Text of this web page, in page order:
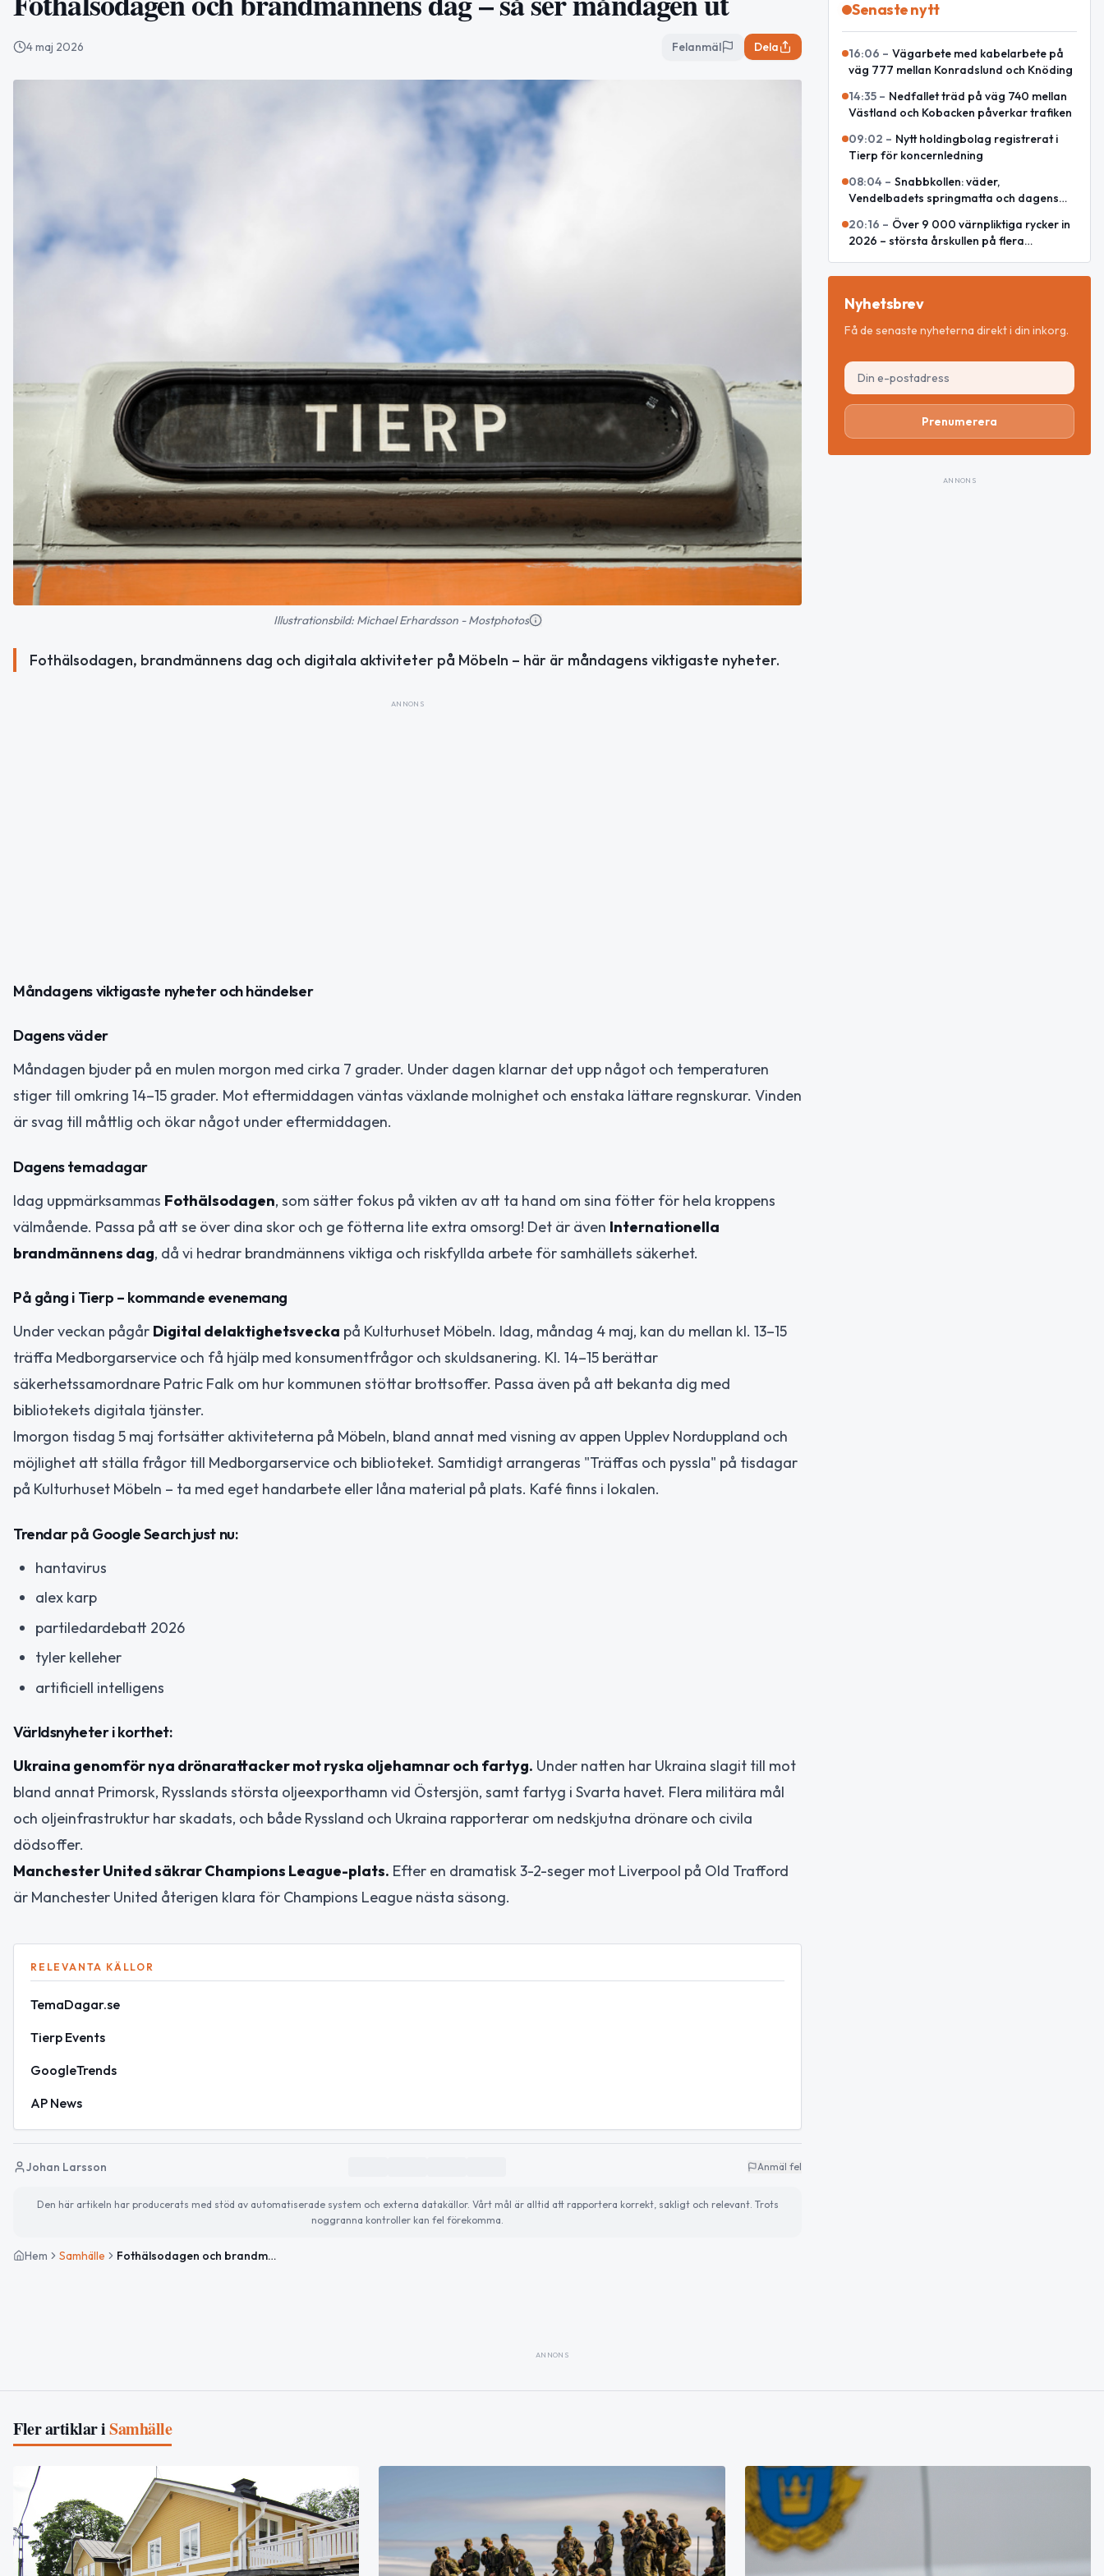
4 maj 2026 Felanmäl Dela
Illustrationsbild: Michael Erhardsson - Mostphotos
Fothälsodagen, brandmännens dag och digitala aktiviteter på Möbeln – här är måndagens viktigaste nyheter.
ANNONS
Måndagens viktigaste nyheter och händelser
Dagens väder
Måndagen bjuder på en mulen morgon med cirka 7 grader. Under dagen klarnar det upp något och temperaturen
stiger till omkring 14–15 grader. Mot eftermiddagen väntas växlande molnighet och enstaka lättare regnskurar. Vinden
är svag till måttlig och ökar något under eftermiddagen.
Dagens temadagar
Idag uppmärksammas Fothälsodagen, som sätter fokus på vikten av att ta hand om sina fötter för hela kroppens
välmående. Passa på att se över dina skor och ge fötterna lite extra omsorg! Det är även Internationella
brandmännens dag, då vi hedrar brandmännens viktiga och riskfyllda arbete för samhällets säkerhet.
På gång i Tierp – kommande evenemang
Under veckan pågår Digital delaktighetsvecka på Kulturhuset Möbeln. Idag, måndag 4 maj, kan du mellan kl. 13–15
träffa Medborgarservice och få hjälp med konsumentfrågor och skuldsanering. Kl. 14–15 berättar
säkerhetssamordnare Patric Falk om hur kommunen stöttar brottsoffer. Passa även på att bekanta dig med
bibliotekets digitala tjänster.
Imorgon tisdag 5 maj fortsätter aktiviteterna på Möbeln, bland annat med visning av appen Upplev Norduppland och
möjlighet att ställa frågor till Medborgarservice och biblioteket. Samtidigt arrangeras "Träffas och pyssla" på tisdagar
på Kulturhuset Möbeln – ta med eget handarbete eller låna material på plats. Kafé finns i lokalen.
Trendar på Google Search just nu:
hantavirus
alex karp
partiledardebatt 2026
tyler kelleher
artificiell intelligens
Världsnyheter i korthet:
Ukraina genomför nya drönarattacker mot ryska oljehamnar och fartyg. Under natten har Ukraina slagit till mot
bland annat Primorsk, Rysslands största oljeexporthamn vid Östersjön, samt fartyg i Svarta havet. Flera militära mål
och oljeinfrastruktur har skadats, och både Ryssland och Ukraina rapporterar om nedskjutna drönare och civila
dödsoffer.
Manchester United säkrar Champions League-plats. Efter en dramatisk 3-2-seger mot Liverpool på Old Trafford
är Manchester United återigen klara för Champions League nästa säsong.
RELEVANTA KÄLLOR
TemaDagar.se
Tierp Events
GoogleTrends
AP News
Johan Larsson Anmäl fel
Den här artikeln har producerats med stöd av automatiserade system och externa datakällor. Vårt mål är alltid att rapportera korrekt, sakligt och relevant. Trots
noggranna kontroller kan fel förekomma.
Hem Samhälle Fothälsodagen och brandmännens dag – så ser måndagen ut
Senaste nytt
16:06 – Vägarbete med kabelarbete på
väg 777 mellan Konradslund och Knöding
14:35 – Nedfallet träd på väg 740 mellan
Västland och Kobacken påverkar trafiken
09:02 – Nytt holdingbolag registrerat i
Tierp för koncernledning
08:04 – Snabbkollen: väder,
Vendelbadets springmatta och dagens
snackisar
20:16 – Över 9 000 värnpliktiga rycker in
2026 – största årskullen på flera
Nyhetsbrev
Få de senaste nyheterna direkt i din inkorg.
Prenumerera
ANNONS
ANNONS
Fler artiklar iSamhälle